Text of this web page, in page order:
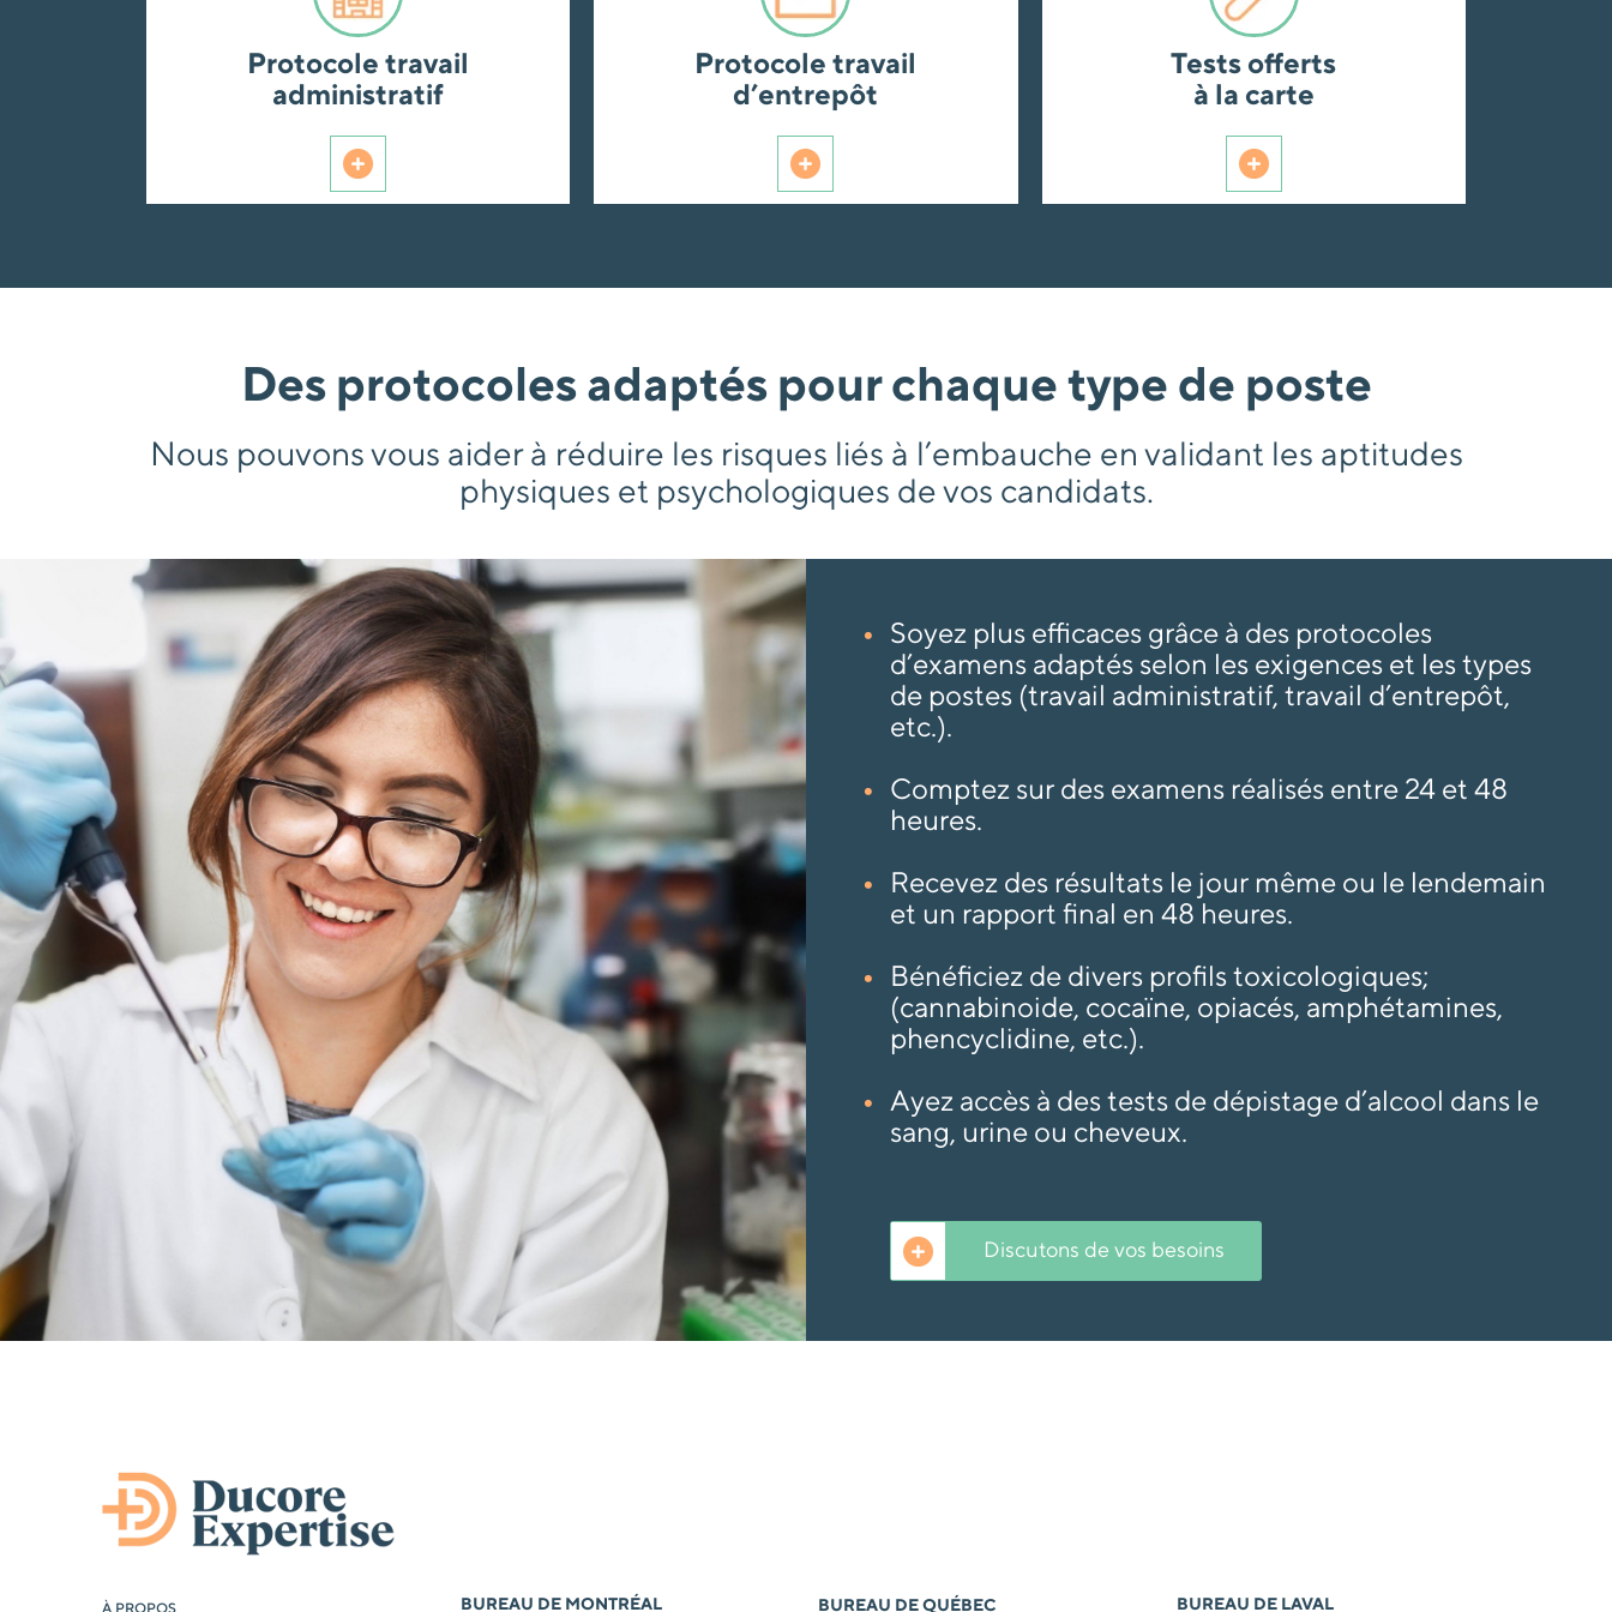
Protocole travail
administratif
Protocole travail
d’entrepôt
Tests offerts
à la carte
Des protocoles adaptés pour chaque type de poste
Nous pouvons vous aider à réduire les risques liés à l’embauche en validant les aptitudes
physiques et psychologiques de vos candidats.
Soyez plus efficaces grâce à des protocoles
d’examens adaptés selon les exigences et les types
de postes (travail administratif, travail d’entrepôt,
etc.).
Comptez sur des examens réalisés entre 24 et 48
heures.
Recevez des résultats le jour même ou le lendemain
et un rapport final en 48 heures.
Bénéficiez de divers profils toxicologiques;
(cannabinoide, cocaïne, opiacés, amphétamines,
phencyclidine, etc.).
Ayez accès à des tests de dépistage d’alcool dans le
sang, urine ou cheveux.
Discutons de vos besoins
BUREAU DE MONTRÉAL BUREAU DE QUÉBEC BUREAU DE LAVAL